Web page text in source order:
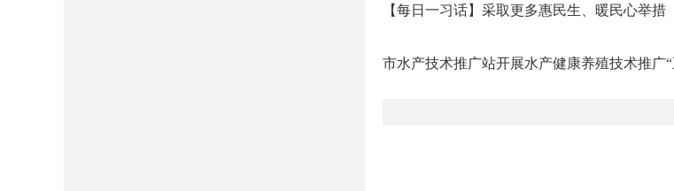
【每日一习话】采取更多惠民生、暖民心举措
市水产技术推广站开展水产健康养殖技术推广